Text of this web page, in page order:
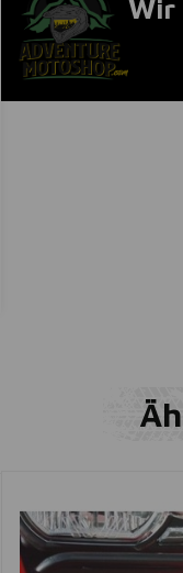
Wir